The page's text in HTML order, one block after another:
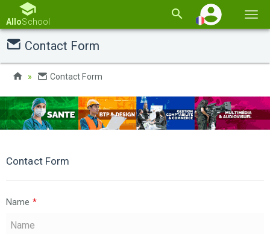
la
AlloSchool
Contact Form
Contact Form
Contact Form
Name *